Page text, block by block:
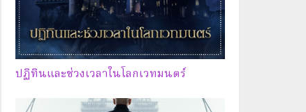
ปฏิทินและช่วงเวลาในโลกเวทมนตร์